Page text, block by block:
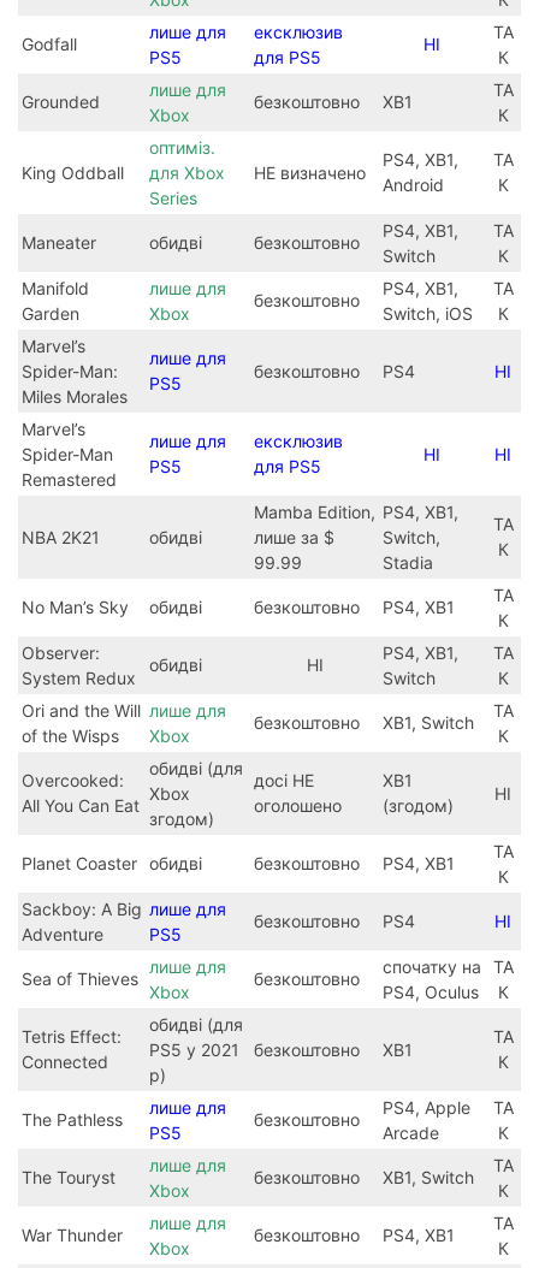
Godfall
лише для
PS5
ексклюзив
для PS5
НІ
ТА
К
Grounded
лише для
Xbox
безкоштовно XB1
ТА
К
King Oddball
оптиміз.
для Xbox
Series
НЕ визначено
PS4, XB1,
Android
ТА
К
Maneater обидві безкоштовно
PS4, XB1,
Switch
ТА
К
Manifold
Garden
лише для
Xbox
безкоштовно
PS4, XB1,
Switch, iOS
ТА
К
Marvel’s
Spider-Man:
Miles Morales
лише для
PS5
безкоштовно PS4 НІ
Marvel’s
Spider-Man
Remastered
лише для
PS5
ексклюзив
для PS5
НІ НІ
NBA 2K21 обидві
Mamba Edition,
лише за $
99.99
PS4, XB1,
Switch,
Stadia
ТА
К
No Man’s Sky обидві безкоштовно PS4, XB1
ТА
К
Observer:
System Redux
обидві НІ
PS4, XB1,
Switch
ТА
К
Ori and the Will
of the Wisps
лише для
Xbox
безкоштовно XB1, Switch
ТА
К
Overcooked:
All You Can Eat
обидві (для
Xbox
згодом)
досі НЕ
оголошено
XB1
(згодом)
НІ
Planet Coaster обидві безкоштовно PS4, XB1
ТА
К
Sackboy: A Big
Adventure
лише для
PS5
безкоштовно PS4 НІ
Sea of Thieves
лише для
Xbox
безкоштовно
спочатку на
PS4, Oculus
ТА
К
Tetris Effect:
Connected
обидві (для
PS5 у 2021
р)
безкоштовно XB1
ТА
К
The Pathless
лише для
PS5
безкоштовно
PS4, Apple
Arcade
ТА
К
The Touryst
лише для
Xbox
безкоштовно XB1, Switch
ТА
К
War Thunder
лише для
Xbox
безкоштовно PS4, XB1
ТА
К